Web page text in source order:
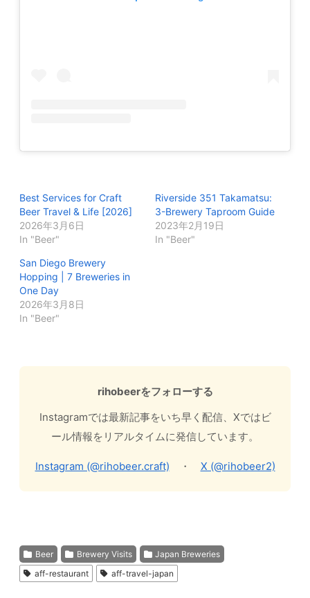
Best Services for Craft
Beer Travel & Life [2026]
2026年3月6日
In "Beer"
Riverside 351 Takamatsu:
3-Brewery Taproom Guide
2023年2月19日
In "Beer"
San Diego Brewery
Hopping | 7 Breweries in
One Day
2026年3月8日
In "Beer"
rihobeerをフォローする
Instagramでは最新記事をいち早く配信、Xではビ
ール情報をリアルタイムに発信しています。
Instagram (@rihobeer.craft) ・ X (@rihobeer2)
Beer Brewery Visits
Japan Breweries
aff-restaurant
aff-travel-japan